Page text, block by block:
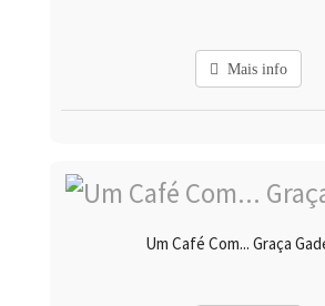
Mais info
Um Café Com... Graça